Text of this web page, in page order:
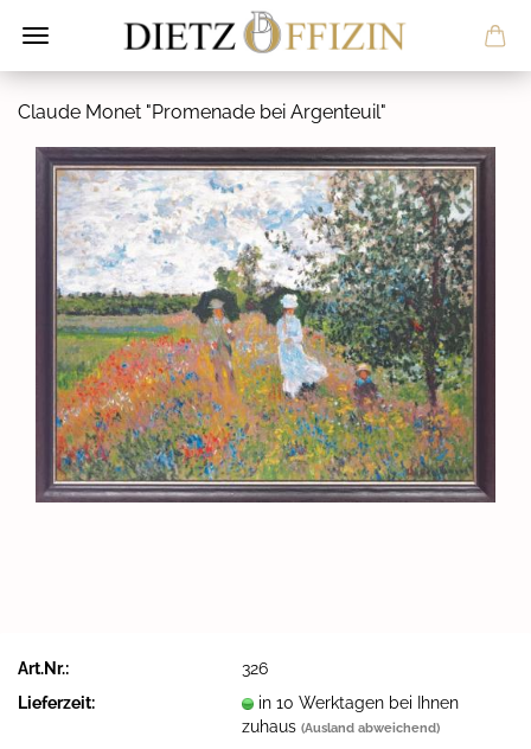
Clau­de Monet "Pro­me­na­de bei Ar­gen­teu­il"
Art.Nr.:
326
Lieferzeit:
in 10 Werktagen bei Ihnen
zuhaus(Ausland abweichend)